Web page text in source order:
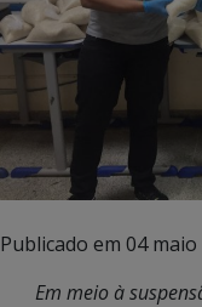
Publicado em 04 maio
Em meio à